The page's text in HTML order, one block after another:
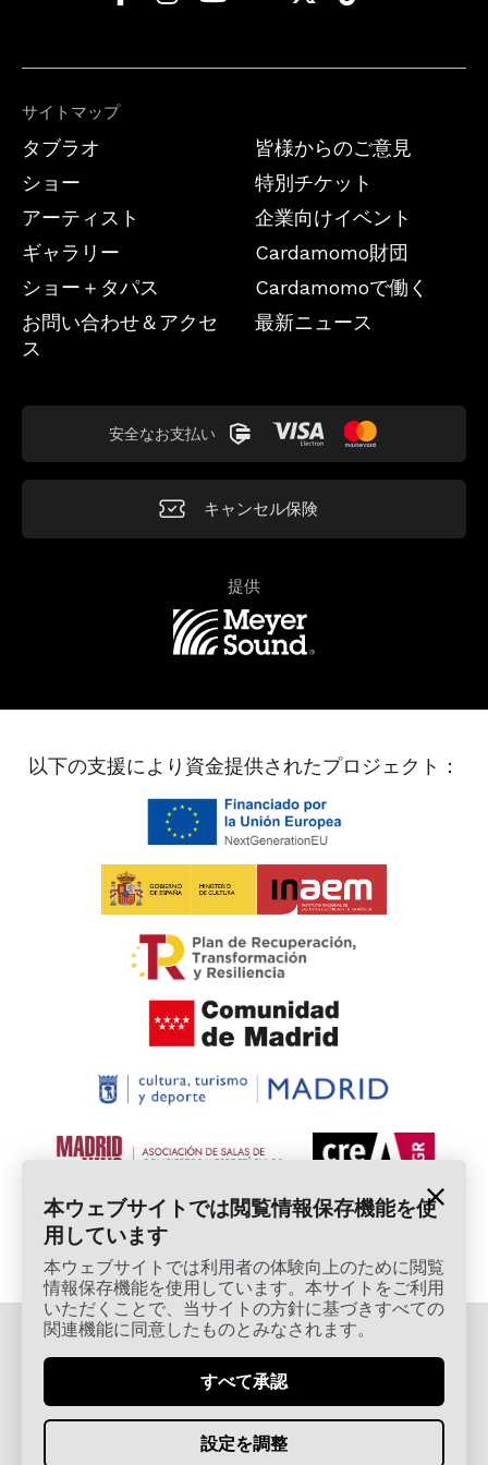
サイトマップ
タブラオ
ショー
アーティスト
ギャラリー
ショー＋タパス
お問い合わせ＆アクセ
ス
皆様からのご意見
特別チケット
企業向けイベント
Cardamomo財団
Cardamomoで働く
最新ニュース
安全なお支払い
キャンセル保険
提供
以下の支援により資金提供されたプロジェクト：
© 2026 Cardamomo Flamenco Madrid - 著作権保護
済み
法的通知・プライバシーポリシー
Términos, Condiciones, Protección de Datos,
Política de Devoluciones y Reintegros
本ウェブサイトでは閲覧情報保存機能を使
用しています
本ウェブサイトでは利用者の体験向上のために閲覧
情報保存機能を使用しています。本サイトをご利用
いただくことで、当サイトの方針に基づきすべての
関連機能に同意したものとみなされます。
すべて承認
設定を調整